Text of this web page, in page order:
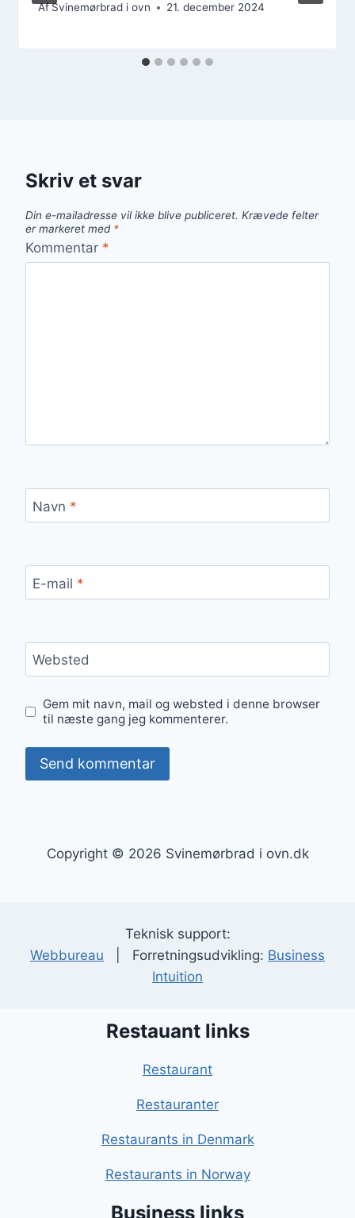
AfSvinemørbrad i ovn 21. december 2024
Skriv et svar
Din e-mailadresse vil ikke blive publiceret. Krævede felter
er markeret med *
Kommentar *
Navn *
E-mail *
Websted
Gem mit navn, mail og websted i denne browser
til næste gang jeg kommenterer.
Copyright © 2026 Svinemørbrad i ovn.dk
Teknisk support:
Webbureau | Forretningsudvikling: Business
Intuition
Restauant links
Restaurant
Restauranter
Restaurants in Denmark
Restaurants in Norway
Business links